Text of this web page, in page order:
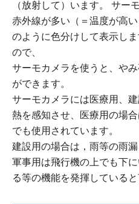
（放射して）います。 サー
赤外線が多い（＝温度が高
のように色分けして表示し
ので、
サーモカメラを使うと、や
ができます。
サーモカメラには医療用、
熱を感知させ、医療用の場
でも使用されています。
建設用の場合は，雨等の雨
軍事用は飛行機の上でも下
る等の機能を発揮していると